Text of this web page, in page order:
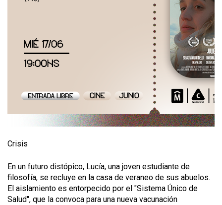
Crisis
En un futuro distópico, Lucía, una joven estudiante de
filosofía, se recluye en la casa de veraneo de sus abuelos.
El aislamiento es entorpecido por el "Sistema Único de
Salud", que la convoca para una nueva vacunación